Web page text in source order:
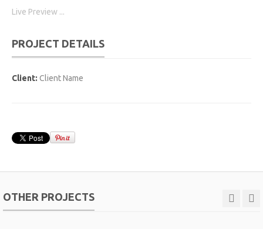
Live Preview ...
PROJECT DETAILS
Client: Client Name
OTHER PROJECTS